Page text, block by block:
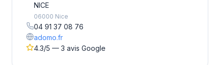
NICE
06000 Nice
04 91 37 08 76
adomo.fr
4.3/5 — 3 avis Google